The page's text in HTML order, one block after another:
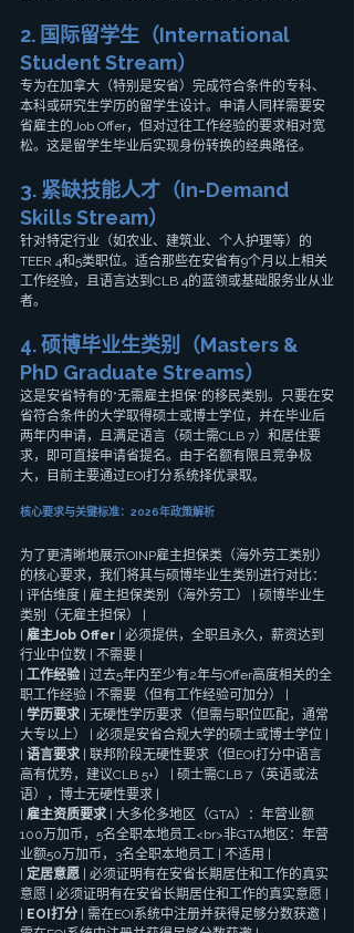
2. 国际留学生（International
Student Stream）
专为在加拿大（特别是安省）完成符合条件的专科、
本科或研究生学历的留学生设计。申请人同样需要安
省雇主的Job Offer，但对过往工作经验的要求相对宽
松。这是留学生毕业后实现身份转换的经典路径。
3. 紧缺技能人才（In-Demand
Skills Stream）
针对特定行业（如农业、建筑业、个人护理等）的
TEER 4和5类职位。适合那些在安省有9个月以上相关
工作经验，且语言达到CLB 4的蓝领或基础服务业从业
者。
4. 硕博毕业生类别（Masters &
PhD Graduate Streams）
这是安省特有的“无需雇主担保”的移民类别。只要在安
省符合条件的大学取得硕士或博士学位，并在毕业后
两年内申请，且满足语言（硕士需CLB 7）和居住要
求，即可直接申请省提名。由于名额有限且竞争极
大，目前主要通过EOI打分系统择优录取。
核心要求与关键标准：2026年政策解析
为了更清晰地展示OINP雇主担保类（海外劳工类别）
的核心要求，我们将其与硕博毕业生类别进行对比：
| 评估维度 | 雇主担保类别（海外劳工） | 硕博毕业生
类别（无雇主担保） |
雇主Job Offer | 必须提供，全职且永久，薪资达到
行业中位数 | 不需要 |
工作经验 | 过去5年内至少有2年与Offer高度相关的全
职工作经验 | 不需要（但有工作经验可加分） |
学历要求 | 无硬性学历要求（但需与职位匹配，通常
大专以上） | 必须是安省合规大学的硕士或博士学位 |
语言要求 | 联邦阶段无硬性要求（但EOI打分中语言
高有优势，建议CLB 5+） | 硕士需CLB 7（英语或法
语），博士无硬性要求 |
雇主资质要求 | 大多伦多地区（GTA）：年营业额
100万加币，5名全职本地员工<br>非GTA地区：年营
业额50万加币，3名全职本地员工 | 不适用 |
定居意愿 | 必须证明有在安省长期居住和工作的真实
意愿 | 必须证明有在安省长期居住和工作的真实意愿 |
EOI打分 | 需在EOI系统中注册并获得足够分数获邀 |